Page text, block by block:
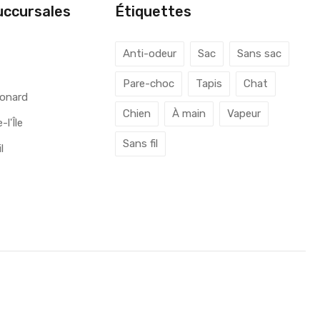
l'Île
Étiquettes
Anti-odeur Sac Sans sac
Pare-choc Tapis Chat
Chien À main Vapeur
Sans fil